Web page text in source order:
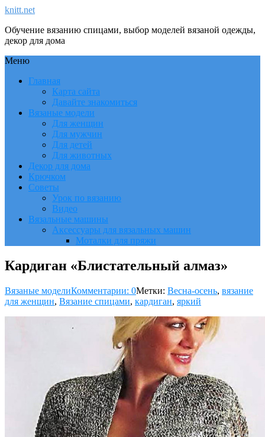
knitt.net
Обучение вязанию спицами, выбор моделей вязаной одежды,
декор для дома
Меню
Главная
Карта сайта
Давайте знакомиться
Вязаные модели
Для женщин
Для мужчин
Для детей
Для животных
Декор для дома
Крючком
Советы
Урок по вязанию
Видео
Вязальные машины
Аксессуары для вязальных машин
Моталки для пряжи
Кардиган «Блистательный алмаз»
Вязаные моделиКомментарии: 0Метки: Весна-осень, вязание
для женщин, Вязание спицами, кардиган, яркий